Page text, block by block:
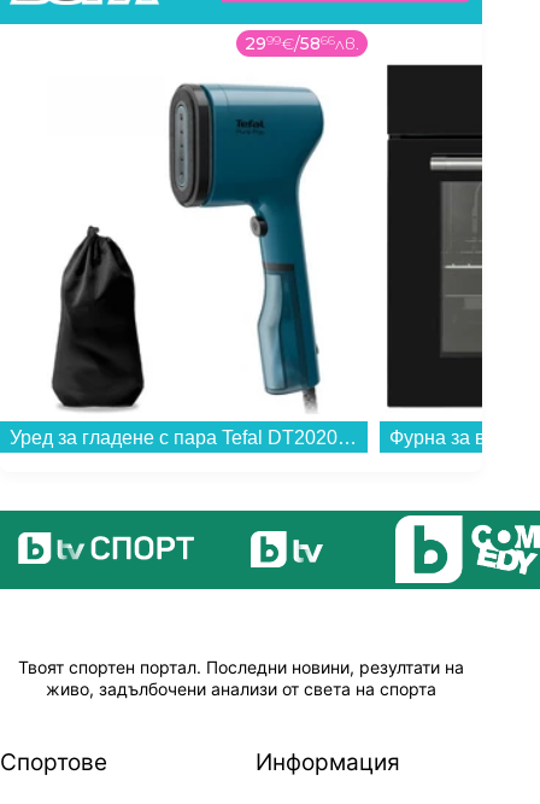
2999€/5866лв.
Уред за гладене с пара Tefal DT2020E1...
Твоят спортен портал. Последни новини, резултати на
живо, задълбочени анализи от света на спорта
Спортове Информация